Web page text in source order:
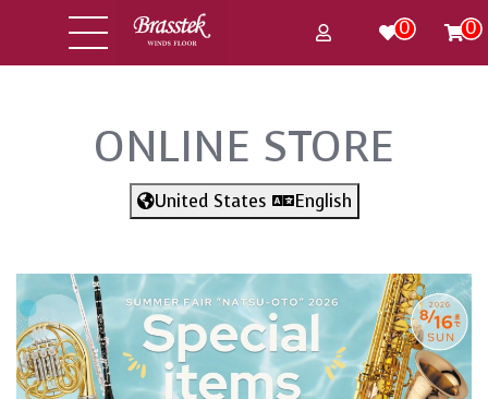
0 0
ONLINE STORE
United States English